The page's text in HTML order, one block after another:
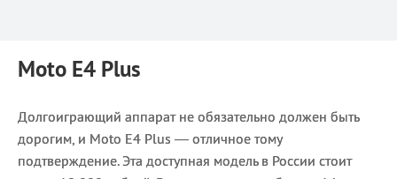
Moto E4 Plus
Долгоиграющий аппарат не обязательно должен быть
дорогим, и Moto E4 Plus — отличное тому
подтверждение. Эта доступная модель в России стоит